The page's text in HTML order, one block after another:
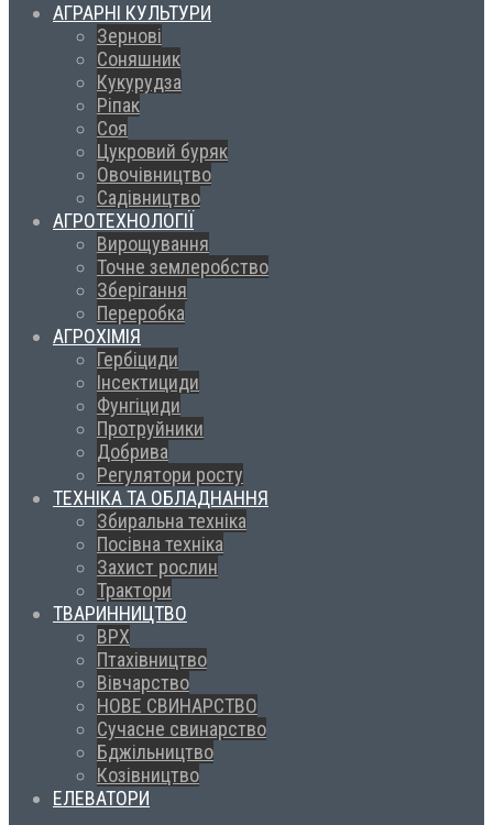
АГРАРНІ КУЛЬТУРИ
Зернові
Соняшник
Кукурудза
Ріпак
Соя
Цукровий буряк
Овочівництво
Садівництво
АГРОТЕХНОЛОГІЇ
Вирощування
Точне землеробство
Зберігання
Переробка
АГРОХІМІЯ
Гербіциди
Інсектициди
Фунгіциди
Протруйники
Добрива
Регулятори росту
ТЕХНІКА ТА ОБЛАДНАННЯ
Збиральна техніка
Посівна техніка
Захист рослин
Трактори
ТВАРИННИЦТВО
ВРХ
Птахівництво
Вівчарство
НОВЕ СВИНАРСТВО
Сучасне свинарство
Бджільництво
Козівництво
ЕЛЕВАТОРИ